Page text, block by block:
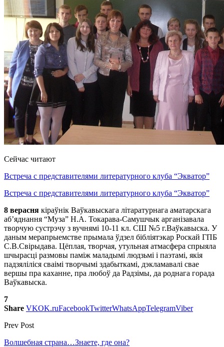
Сейчас читают
Встреча с представителями литературного клуба “Экватор”
Встреча с представителями литературного клуба “Экватор”
8 верасня кіраўнік Ваўкавыскага літаратурнага аматарскага
аб’яднання “Муза” Н.А. Токарава-Самушчык арганізавала
творчую сустрэчу з вучнямі 10-11 кл. СШ №5 г.Ваўкавыска. У
даным мерапрыемстве прымала ўдзел бібліятэкар Роскай ГПБ
С.В.Свірыдава. Цёплая, творчая, утульная атмасфера спрыяла
шчырасці размовы паміж маладымі людзьмі і паэтамі, якія
падзяліліся сваімі творчымі здабыткамі, дэкламавалі свае
вершы пра каханне, пра любоў да Радзімы, да роднага горада
Ваўкавыска.
7
Share VKOK.ruFacebookTwitterWhatsAppTelegramViber
Prev Post
Волшебная страна…Знаете, где она?